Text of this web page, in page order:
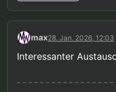
max28. Jan. 2026, 12:03
Interessanter